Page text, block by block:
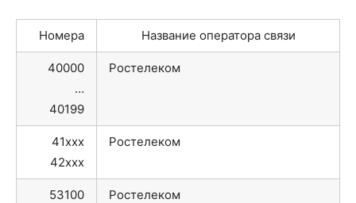
Номера Название оператора связи
40000
…
40199
Ростелеком
41xxx
42xxx
Ростелеком
53100
Ростелеком